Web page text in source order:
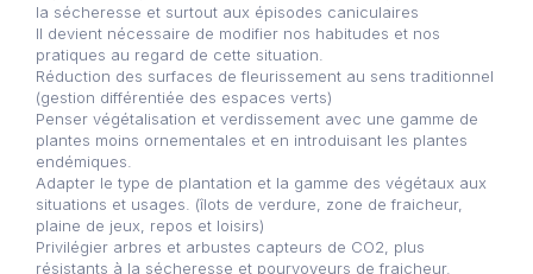
la sécheresse et surtout aux épisodes caniculaires
Il devient nécessaire de modifier nos habitudes et nos
pratiques au regard de cette situation.
Réduction des surfaces de fleurissement au sens traditionnel
(gestion différentiée des espaces verts)
Penser végétalisation et verdissement avec une gamme de
plantes moins ornementales et en introduisant les plantes
endémiques.
Adapter le type de plantation et la gamme des végétaux aux
situations et usages. (îlots de verdure, zone de fraicheur,
plaine de jeux, repos et loisirs)
Privilégier arbres et arbustes capteurs de CO2, plus
résistants à la sécheresse et pourvoyeurs de fraicheur.